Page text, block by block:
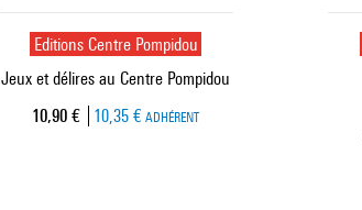
Editions Centre Pompidou
Jeux et délires au Centre Pompidou
Prix ​​actuel
10,90 € 10,35 € ADHÉRENT